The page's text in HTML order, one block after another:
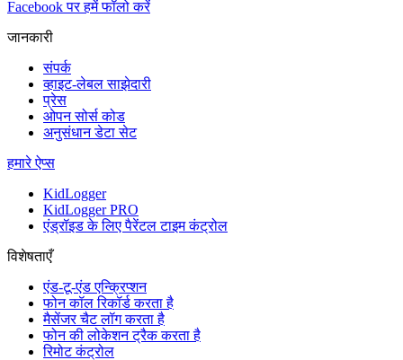
Facebook पर हमें फॉलो करें
जानकारी
संपर्क
व्हाइट-लेबल साझेदारी
प्रेस
ओपन सोर्स कोड
अनुसंधान डेटा सेट
हमारे ऐप्स
KidLogger
KidLogger PRO
एंड्रॉइड के लिए पैरेंटल टाइम कंट्रोल
विशेषताएँ
एंड-टू-एंड एन्क्रिप्शन
फोन कॉल रिकॉर्ड करता है
मैसेंजर चैट लॉग करता है
फोन की लोकेशन ट्रैक करता है
रिमोट कंट्रोल